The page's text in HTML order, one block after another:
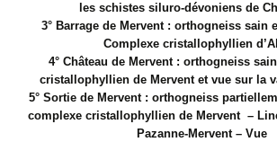
les schistes siluro-dévoniens de
3° Barrage de Mervent : orthogneiss sain
Complexe cristallophyllien
4° Château de Mervent : orthogneiss
cristallophyllien de Mervent et vue sur la
5° Sortie de Mervent : orthogneiss
complexe cristallophyllien de Mervent –
Pazanne-Mervent – Vue